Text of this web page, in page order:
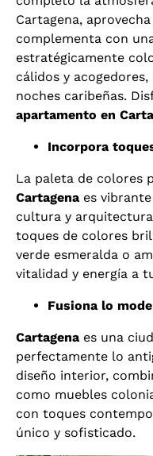
Cartagena,
complementa con
estratégicamente
cálidos y
noches caribeñas.
apartamento en
Incorpora
La paleta de colores
Cartagena es
cultura y
toques de colores
verde esmeralda o
vitalidad y energía a
Fusiona lo
Cartagena es una
perfectamente lo
diseño interior,
como muebles
con toques
único y sofisticado.